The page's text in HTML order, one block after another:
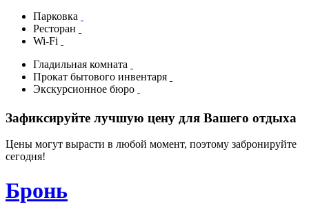
Парковка
Ресторан
Wi-Fi
Гладильная комната
Прокат бытового инвентаря
Экскурсионное бюро
Зафиксируйте лучшую цену для Вашего отдыха
Цены могут вырасти в любой момент, поэтому забронируйте
сегодня!
Бронь